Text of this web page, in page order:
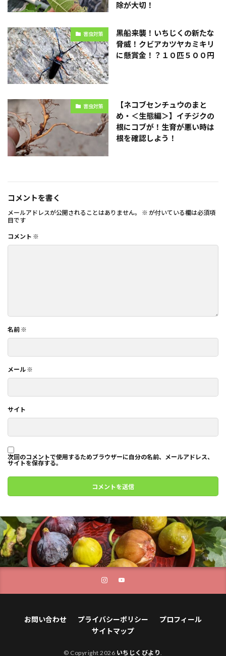
除が大切！
害虫対策
黒船来襲！いちじくの新たな
脅威！クビアカツヤカミキリ
に懸賞金！？１０匹５００円
害虫対策
【ネコブセンチュウのまと
め・＜生態編＞】イチジクの
根にコブが！生育が悪い時は
根を確認しよう！
コメントを書く
メールアドレスが公開されることはありません。 ※ が付いている欄は必須項
目です
コメント ※
名前 ※
メール ※
サイト
次回のコメントで使用するためブラウザーに自分の名前、メールアドレス、
サイトを保存する。
お問い合わせ プライバシーポリシー
プロフィール
サイトマップ
© Copyright 2026 いちじくびより